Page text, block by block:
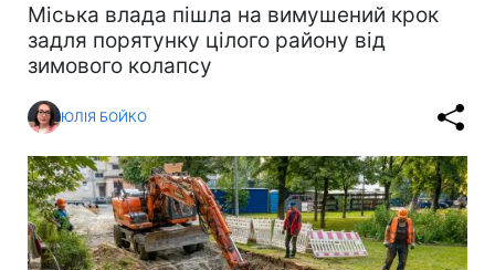
Міська влада пішла на вимушений крок
задля порятунку цілого району від
зимового колапсу
ЮЛІЯ БОЙКО